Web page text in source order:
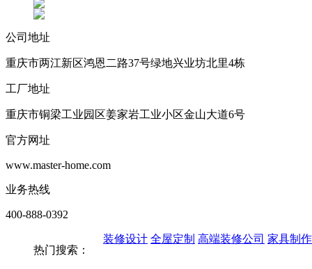
公司地址
重庆市两江新区鸿恩二路37号绿地兴业坊北里4栋
工厂地址
重庆市铜梁工业园区姜家岩工业小区金山大道6号
官方网址
www.master-home.com
业务热线
400-888-0392
热门搜索：
装修设计 全屋定制 高端装修公司 家具制